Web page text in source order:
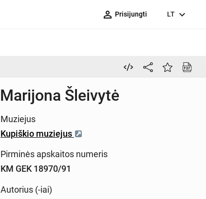
person_outline Prisijungti LT expand_more
Marijona Šleivytė
Muziejus
Kupiškio muziejus
Pirminės apskaitos numeris
KM GEK 18970/91
Autorius (-iai)